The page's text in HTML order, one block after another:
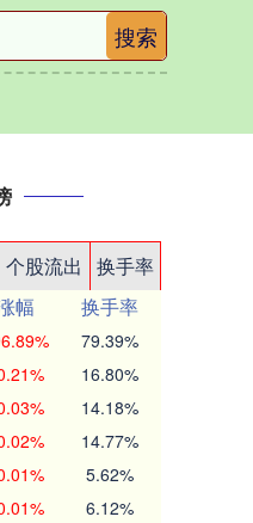
搜索
个股流出
换手率
幅
换手率
79.39%
16.80%
14.18%
14.77%
5.62%
6.12%